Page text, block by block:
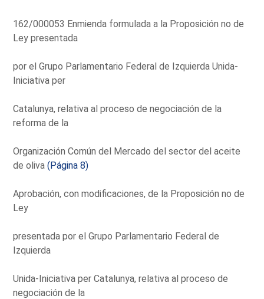
162/000053 Enmienda formulada a la Proposición no de
Ley presentada
por el Grupo Parlamentario Federal de Izquierda Unida-
Iniciativa per
Catalunya, relativa al proceso de negociación de la
reforma de la
Organización Común del Mercado del sector del aceite
de oliva(Página 8)
Aprobación, con modificaciones, de la Proposición no de
Ley
presentada por el Grupo Parlamentario Federal de
Izquierda
Unida-Iniciativa per Catalunya, relativa al proceso de
negociación de la